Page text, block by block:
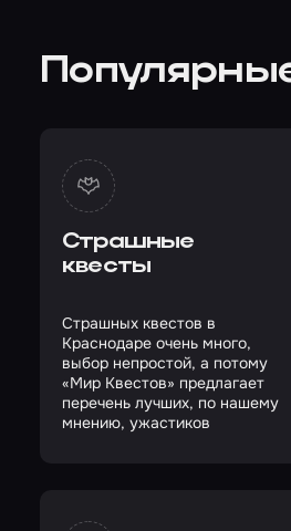
Страшные
квесты
Страшных квестов в
Краснодаре очень много,
выбор непростой, а потому
«Мир Квестов» предлагает
перечень лучших, по нашему
мнению, ужастиков